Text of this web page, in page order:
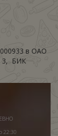
в ОАО
3, БИК
22:30